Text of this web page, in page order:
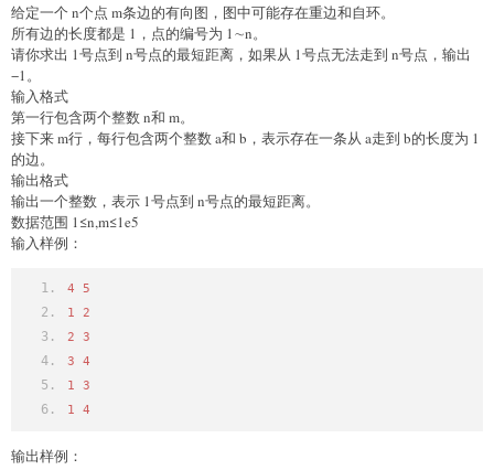
}
}
}
给定一个 n个点 m条边的有向图，图中可能存在重边和自环。
所有边的长度都是 1，点的编号为 1∼n。
请你求出 1号点到 n号点的最短距离，如果从 1号点无法走到 n号点，输出
−1。
输入格式
第一行包含两个整数 n和 m。
接下来 m行，每行包含两个整数 a和 b，表示存在一条从 a走到 b的长度为 1
的边。
输出格式
输出一个整数，表示 1号点到 n号点的最短距离。
数据范围 1≤n,m≤1e5
输入样例：
4
5
1
2
2
3
3
4
1
3
1
4
输出样例：